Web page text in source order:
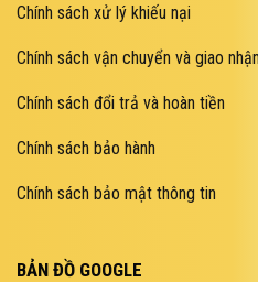
Chính sách xử lý khiếu nại
Chính sách vận chuyển và giao nhận
Chính sách đổi trả và hoàn tiền
Chính sách bảo hành
Chính sách bảo mật thông tin
BẢN ĐỒ GOOGLE